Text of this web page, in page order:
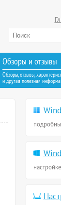
Обзоры и отзывы
Обзоры, отзывы,
и другая полезная